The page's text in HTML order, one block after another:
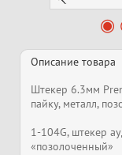
Описание товара
Штекер 6.3мм
пайку, металл,
1-104G, штекер
«позолоченный»